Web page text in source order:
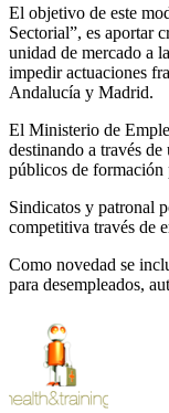
El objetivo de este
Sectorial”, es aportar
unidad de mercado a
impedir actuaciones
Andalucía y Madrid.
El Ministerio de
destinando a través
públicos de formación
Sindicatos y patronal
competitiva través de
Como novedad se
para desempleados,